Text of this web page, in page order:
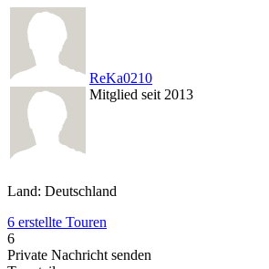
ReKa0210
Mitglied seit 2013
Land: Deutschland
6 erstellte Touren
6
Private Nachricht senden